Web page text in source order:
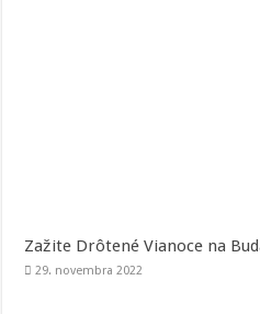
Zažite Drôtené Vianoce na
29. novembra 2022